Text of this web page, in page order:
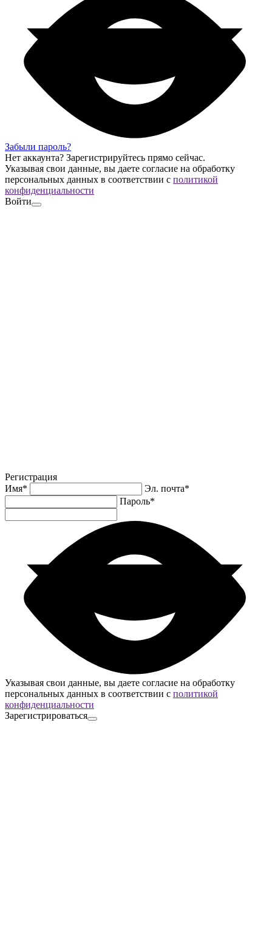
Забыли пароль?
Нет аккаунта? Зарегистрируйтесь прямо сейчас.
Указывая свои данные, вы даете согласие на обработку
персональных данных в соответствии с политикой
конфиденциальности
Войти
Регистрация
Имя* Эл. почта*
Пароль*
Указывая свои данные, вы даете согласие на обработку
персональных данных в соответствии с политикой
конфиденциальности
Зарегистрироваться